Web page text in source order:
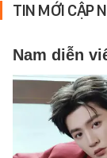
TIN MỚI CẬP
Nam diễn